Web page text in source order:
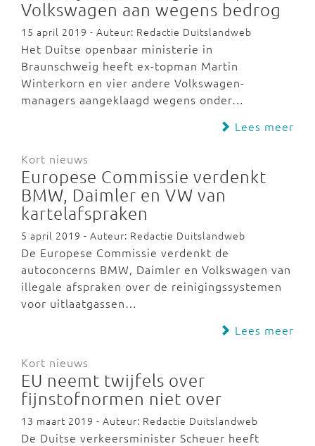
Volkswagen aan wegens bedrog
15 april 2019 - Auteur: Redactie Duitslandweb
Het Duitse openbaar ministerie in
Braunschweig heeft ex-topman Martin
Winterkorn en vier andere Volkswagen-
managers aangeklaagd wegens onder…
Lees meer
Kort nieuws
Europese Commissie verdenkt
BMW, Daimler en VW van
kartelafspraken
5 april 2019 - Auteur: Redactie Duitslandweb
De Europese Commissie verdenkt de
autoconcerns BMW, Daimler en Volkswagen van
illegale afspraken over de reinigingssystemen
voor uitlaatgassen…
Lees meer
Kort nieuws
EU neemt twijfels over
fijnstofnormen niet over
13 maart 2019 - Auteur: Redactie Duitslandweb
De Duitse verkeersminister Scheuer heeft